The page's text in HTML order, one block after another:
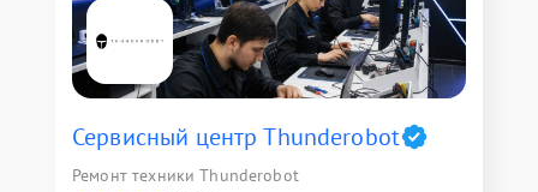
Сервисный центр Thunderobot
Ремонт техники Thunderobot